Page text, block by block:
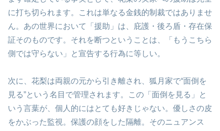
に打ち切られます。これは単なる金銭的制裁ではありませ
ん。あの世界において「援助」は、庇護・後ろ盾・存在保
証そのものです。それを断つということは、「もうこちら
側では守らない」と宣告する行為に等しい。
次に、花梨は両親の元から引き離され、狐月家で“面倒を
見る”という名目で管理されます。この「面倒を見る」と
いう言葉が、個人的にはとても好きじゃない。優しさの皮
をかぶった監視。保護の顔をした隔離。そのニュアンス